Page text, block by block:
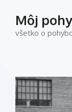
obsah
Môj
všetko o